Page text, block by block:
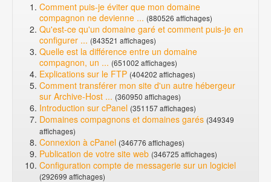
Comment puis-je éviter que mon domaine
compagnon ne devienne ... (880526 affichages)
Qu'est-ce qu'un domaine garé et comment puis-je en
configurer ... (843521 affichages)
Quelle est la différence entre un domaine
compagnon, un ... (651002 affichages)
Explications sur le FTP (404202 affichages)
Comment transférer mon site d'un autre hébergeur
sur Archive-Host ... (360950 affichages)
Introduction sur cPanel (351157 affichages)
Domaines compagnons et domaines garés (349349
affichages)
Connexion à cPanel (346776 affichages)
Publication de votre site web (346725 affichages)
Configuration compte de messagerie sur un logiciel
(292699 affichages)